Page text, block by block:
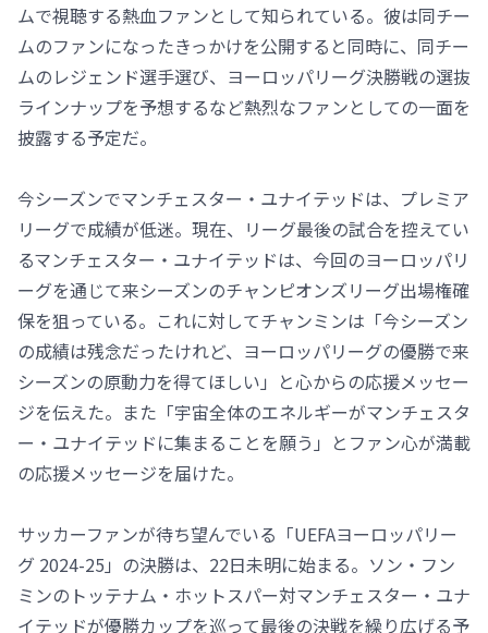
ムで視聴する熱血ファンとして知られている。彼は同チー
ムのファンになったきっかけを公開すると同時に、同チー
ムのレジェンド選手選び、ヨーロッパリーグ決勝戦の選抜
ラインナップを予想するなど熱烈なファンとしての一面を
披露する予定だ。
今シーズンでマンチェスター・ユナイテッドは、プレミア
リーグで成績が低迷。現在、リーグ最後の試合を控えてい
るマンチェスター・ユナイテッドは、今回のヨーロッパリ
ーグを通じて来シーズンのチャンピオンズリーグ出場権確
保を狙っている。これに対してチャンミンは「今シーズン
の成績は残念だったけれど、ヨーロッパリーグの優勝で来
シーズンの原動力を得てほしい」と心からの応援メッセー
ジを伝えた。また「宇宙全体のエネルギーがマンチェスタ
ー・ユナイテッドに集まることを願う」とファン心が満載
の応援メッセージを届けた。
サッカーファンが待ち望んでいる「UEFAヨーロッパリー
グ 2024-25」の決勝は、22日未明に始まる。ソン・フン
ミンのトッテナム・ホットスパー対マンチェスター・ユナ
イテッドが優勝カップを巡って最後の決戦を繰り広げる予